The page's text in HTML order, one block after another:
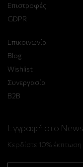
Επιστροφές
GDPR
Επικοινωνία
Blog
Wishlist
Συνεργασία
B2B
Εγγραφή στο
Κερδίστε 10%